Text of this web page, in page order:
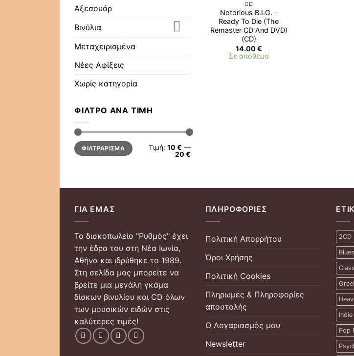
Αξεσουάρ
Βινύλια
Μεταχειρισμένα
Νέες Αφίξεις
Χωρίς κατηγορία
ΦΊΛΤΡΟ ΑΝΆ ΤΙΜΉ
Ελάχιστη
τιμή
Μέγιστη
τιμήΦΙΛΤΡΆΡΙΣΜΑ Τιμή: 10 € —
20 €
CD
Notorious B.I.G. –
Ready To Die (The
Remaster CD And DVD)
(CD)
14.00€
Σε απόθεμα
ΓΙΑ ΕΜΆΣ
Το δισκοπωλείο "Ρυθμός" έχει
την έδρα του στη Νέα Ιωνία,
Αθήνα και ιδρύθηκε το 1989.
Στη σελίδα μας μπορείτε να
βρείτε μια μεγάλη γκάμα
δίσκων βινυλίου και CD όλων
των μουσικών ειδών στις
καλύτερες τιμές!
ΠΛΗΡΟΦΟΡΊΕΣ
Πολιτική Απορρήτου
Όροι Χρήσης
Πολιτική Cookies
Πληρωμές & Πληροφορίες
αποστολής
Ο Λογαριασμός μου
Newsletter
2CD
Pop